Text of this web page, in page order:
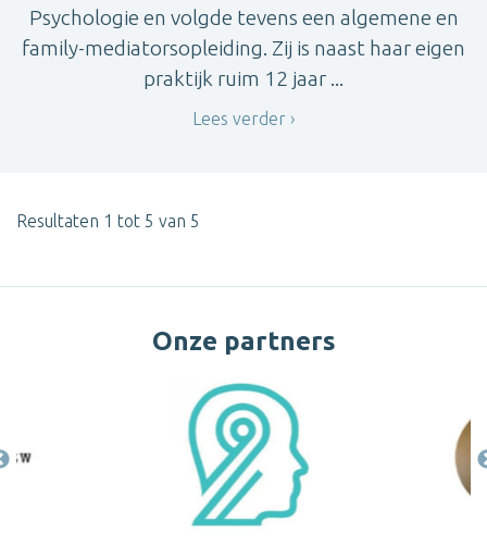
Psychologie en volgde tevens een algemene en
family-mediatorsopleiding. Zij is naast haar eigen
praktijk ruim 12 jaar ...
Lees verder
Resultaten 1 tot 5 van 5
Onze partners